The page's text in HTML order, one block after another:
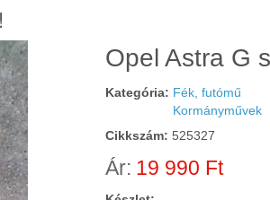
Cím:
Opel Astra G
Kategória: Fék, futómű
Kormányművek
Cikkszám:525327
Ár: 19 990 Ft